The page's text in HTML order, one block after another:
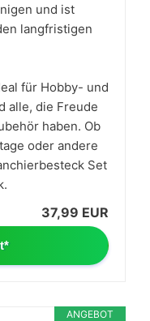
und ist
langfristigen
für Hobby- und
alle, die Freude
haben. Ob
oder andere
Set
37,99 EUR
ANGEBOT